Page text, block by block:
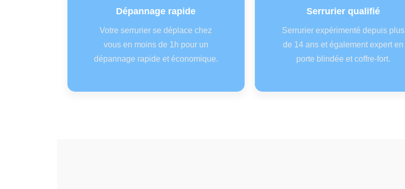
Dépannage rapide
Votre serrurier se déplace chez
vous en moins de 1h pour un
dépannage rapide et économique.
Serrurier qualifié
Serrurier expérimenté depuis plus
de 14 ans et également expert en
porte blindée et coffre-fort.